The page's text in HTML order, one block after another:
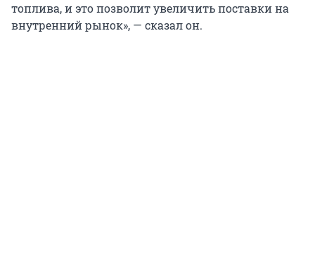
топлива, и это позволит увеличить поставки на
внутренний рынок», — сказал он.